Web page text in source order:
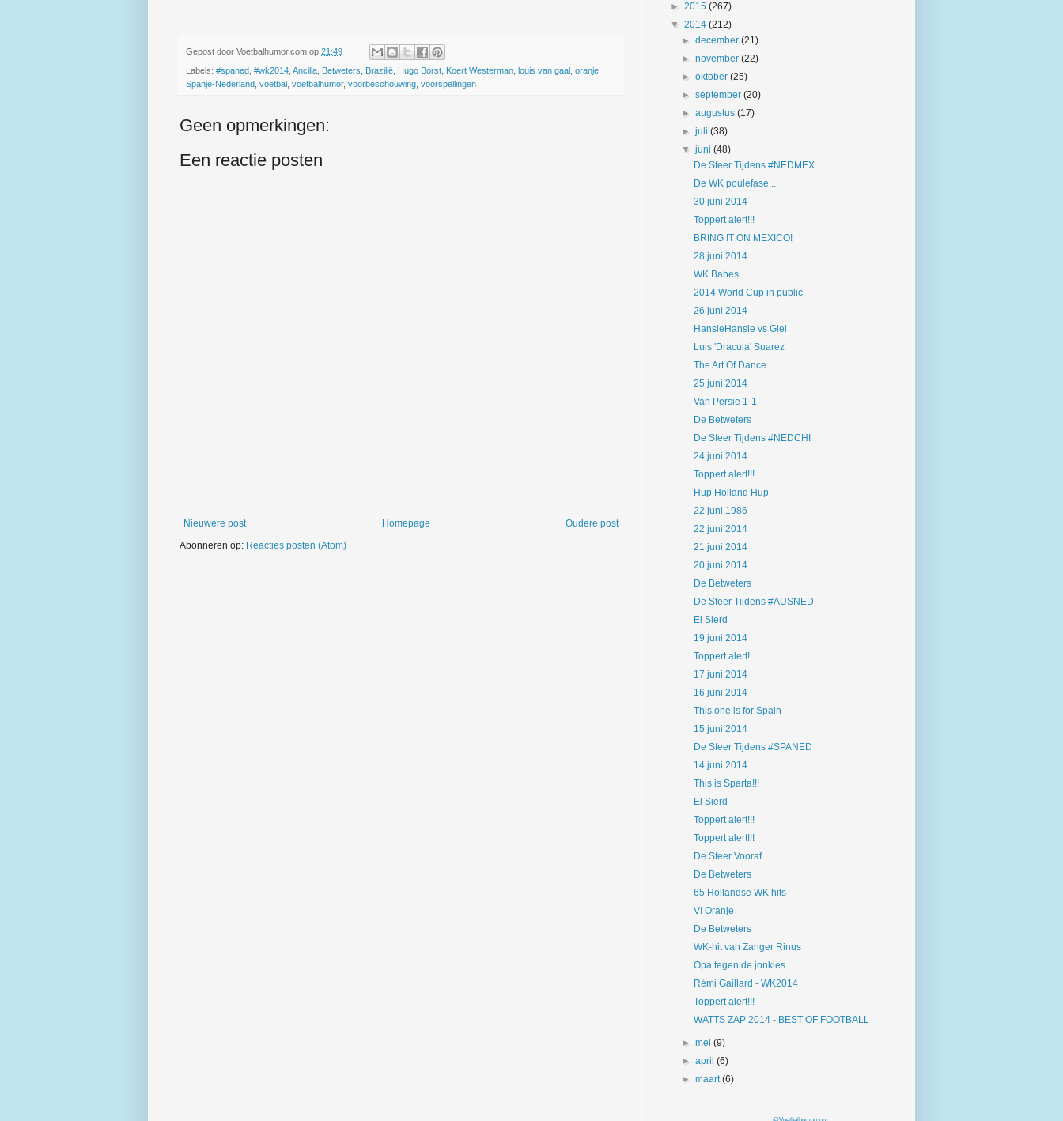
Gepost door Voetbalhumor.com op 21:49
Labels: #spaned #wk2014 Ancilla Betweters Brazilië Hugo Borst Koert Westerman louis van gaal oranje
Spanje-Nederland voetbal voetbalhumor, voorbeschouwing voorspellingen
Geen opmerkingen:
Een reactie posten
Nieuwere post Oudere post
Homepage
Abonneren op: Reacties posten (Atom)
► 2015 (267)
▼ 2014 (212)
►december(21)
►november(22)
►oktober(25)
►september(20)
►augustus(17)
►juli(38)
▼juni(48)
De Sfeer Tijdens #NEDMEX
De WK poulefase...
30 juni 2014
Toppert alert!!!
BRING IT ON MEXICO!
28 juni 2014
WK Babes
2014 World Cup in public
26 juni 2014
HansieHansie vs Giel
Luis 'Dracula' Suarez
The Art Of Dance
25 juni 2014
Van Persie 1-1
De Betweters
De Sfeer Tijdens #NEDCHI
24 juni 2014
Toppert alert!!!
Hup Holland Hup
22 juni 1986
22 juni 2014
21 juni 2014
20 juni 2014
De Betweters
De Sfeer Tijdens #AUSNED
El Sierd
19 juni 2014
Toppert alert!
17 juni 2014
16 juni 2014
This one is for Spain
15 juni 2014
De Sfeer Tijdens #SPANED
14 juni 2014
This is Sparta!!!
El Sierd
Toppert alert!!!
Toppert alert!!!
De Sfeer Vooraf
De Betweters
65 Hollandse WK hits
VI Oranje
De Betweters
WK-hit van Zanger Rinus
Opa tegen de jonkies
Rémi Gaillard - WK2014
Toppert alert!!!
WATTS ZAP 2014 - BEST OF FOOTBALL
►mei(9)
►april(6)
►maart(6)